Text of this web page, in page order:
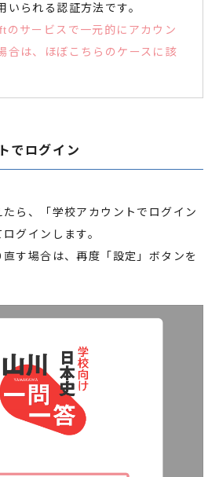
いられる認証方法です。
サービスで一元的にアカウン
合は、ほぼこちらのケースに該
でログイン
ら、「学校アカウントでログイン
グインします。
す場合は、再度「設定」ボタンを